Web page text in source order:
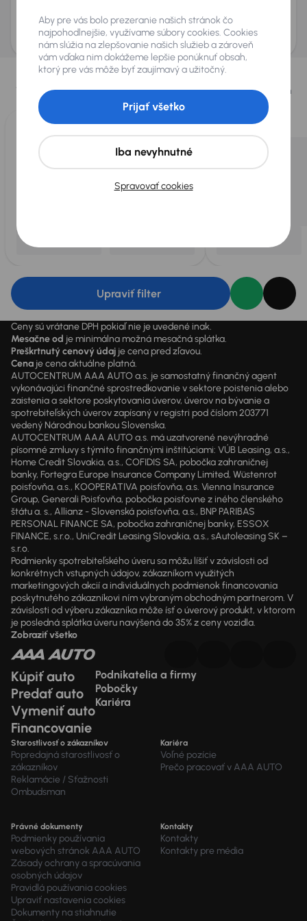
AURES Holdings a.s., so sídlom Dopravákov 874/15, Čimice, 184 00 Praha 8 bude
uchovávať a spracovávať vaše osobné údaje v súlade so zásadami ochrany a
spracovania osobných údajov.
Vybrali sme pre vás
Vyberáme pre vás tienajlepšie vozidláz našej ponuky. Každý deň
pre vás vykúpimeaž 400 vozidiel
Upraviť filter
Ceny sú vrátane DPH pokiaľ nie je uvedené inak.
Mesačne od je minimálna možná mesačná splátka.
Preškrtnutý cenový údaj je cena pred zľavou.
Cena je cena aktuálne platná.
AUTOCENTRUM AAA AUTO a.s. je samostatný finančný agent
vykonávajúci finančné sprostredkovanie v sektore poistenia alebo
zaistenia a sektore poskytovania úverov, úverov na bývanie a
spotrebiteľských úverov zapísaný v registri pod číslom 203771
vedený Národnou bankou Slovenska.
AUTOCENTRUM AAA AUTO a.s. má uzatvorené nevýhradné
písomné zmluvy s týmito finančnými inštitúciami: VÚB Leasing, a.s.,
Home Credit Slovakia, a.s., COFIDIS SA, pobočka zahraničnej
banky, Fortegra Europe Insurance Company Limited, Wüstenrot
poisťovňa, a.s., KOOPERATIVA poisťovňa, a.s. Vienna Insurance
Group, Generali Poisťovňa, pobočka poisťovne z iného členského
štátu a. s., Allianz - Slovenská poisťovňa, a.s., BNP PARIBAS
PERSONAL FINANCE SA, pobočka zahraničnej banky, ESSOX
FINANCE, s.r.o., UniCredit Leasing Slovakia, a.s., sAutoleasing SK –
s.r.o.
Podmienky spotrebiteľského úveru sa môžu líšiť v závislosti od
konkrétnych vstupných údajov, zákazníkom využitých
marketingových akcií a individuálnych podmienok financovania
poskytnutého zákazníkovi ním vybraným obchodným partnerom. V
závislosti od výberu zákazníka môže ísť o úverový produkt, v ktorom
je posledná splátka úveru navýšená do 35% z ceny vozidla.
Zobraziť všetko
Kúpiť auto
Predať auto
Vymeniť auto
Financovanie
Podnikatelia a firmy
Pobočky
Kariéra
Starostlivosť o zákazníkov
Popredajná starostlivosť o
zákazníkov
Reklamácie / Sťažnosti
Ombudsman
Kariéra
Voľné pozície
Prečo pracovať v AAA AUTO
Právné dokumenty
Podmienky používania
webových stránok AAA AUTO
Zásady ochrany a spracúvania
osobných údajov
Pravidlá používania cookies
Upraviť nastavenia cookies
Dokumenty na stiahnutie
Kontakty
Kontakty
Kontakty pre média
Aby pre vás bolo prezeranie našich stránok čo
najpohodlnejšie, využívame súbory cookies. Cookies
nám slúžia na zlepšovanie našich služieb a zároveň
vám vďaka nim dokážeme lepšie ponúknuť obsah,
ktorý pre vás môže byť zaujímavý a užitočný.
Spravovať cookies
Iba nevyhnutné
Prijať všetko